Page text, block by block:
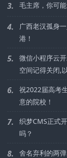
3. 毛主席，你可
4.
广西老汉孤身
港！
5.
微信小程序云
空间记得关闭,
6.
祝2022届高考
意的院校！
7.
织梦CMS正式
吗？
8. 舍名弃利的两